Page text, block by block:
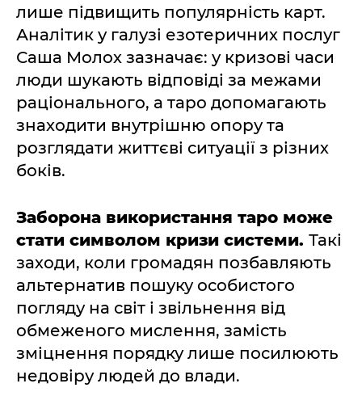
лише підвищить популярність карт.
Аналітик у галузі езотеричних послуг
Саша Молох зазначає: у кризові часи
люди шукають відповіді за межами
раціонального, а таро допомагають
знаходити внутрішню опору та
розглядати життєві ситуації з різних
боків.
Заборона використання таро може
стати символом кризи системи. Такі
заходи, коли громадян позбавляють
альтернатив пошуку особистого
погляду на світ і звільнення від
обмеженого мислення, замість
зміцнення порядку лише посилюють
недовіру людей до влади.